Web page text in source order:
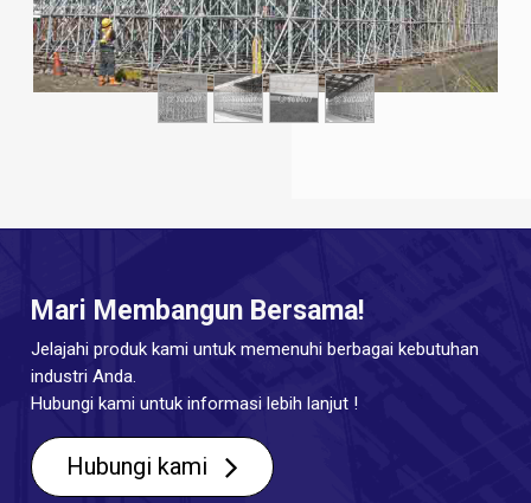
Mari Membangun Bersama!
Jelajahi produk kami untuk memenuhi berbagai kebutuhan
industri Anda.
Hubungi kami untuk informasi lebih lanjut !
Hubungi kami